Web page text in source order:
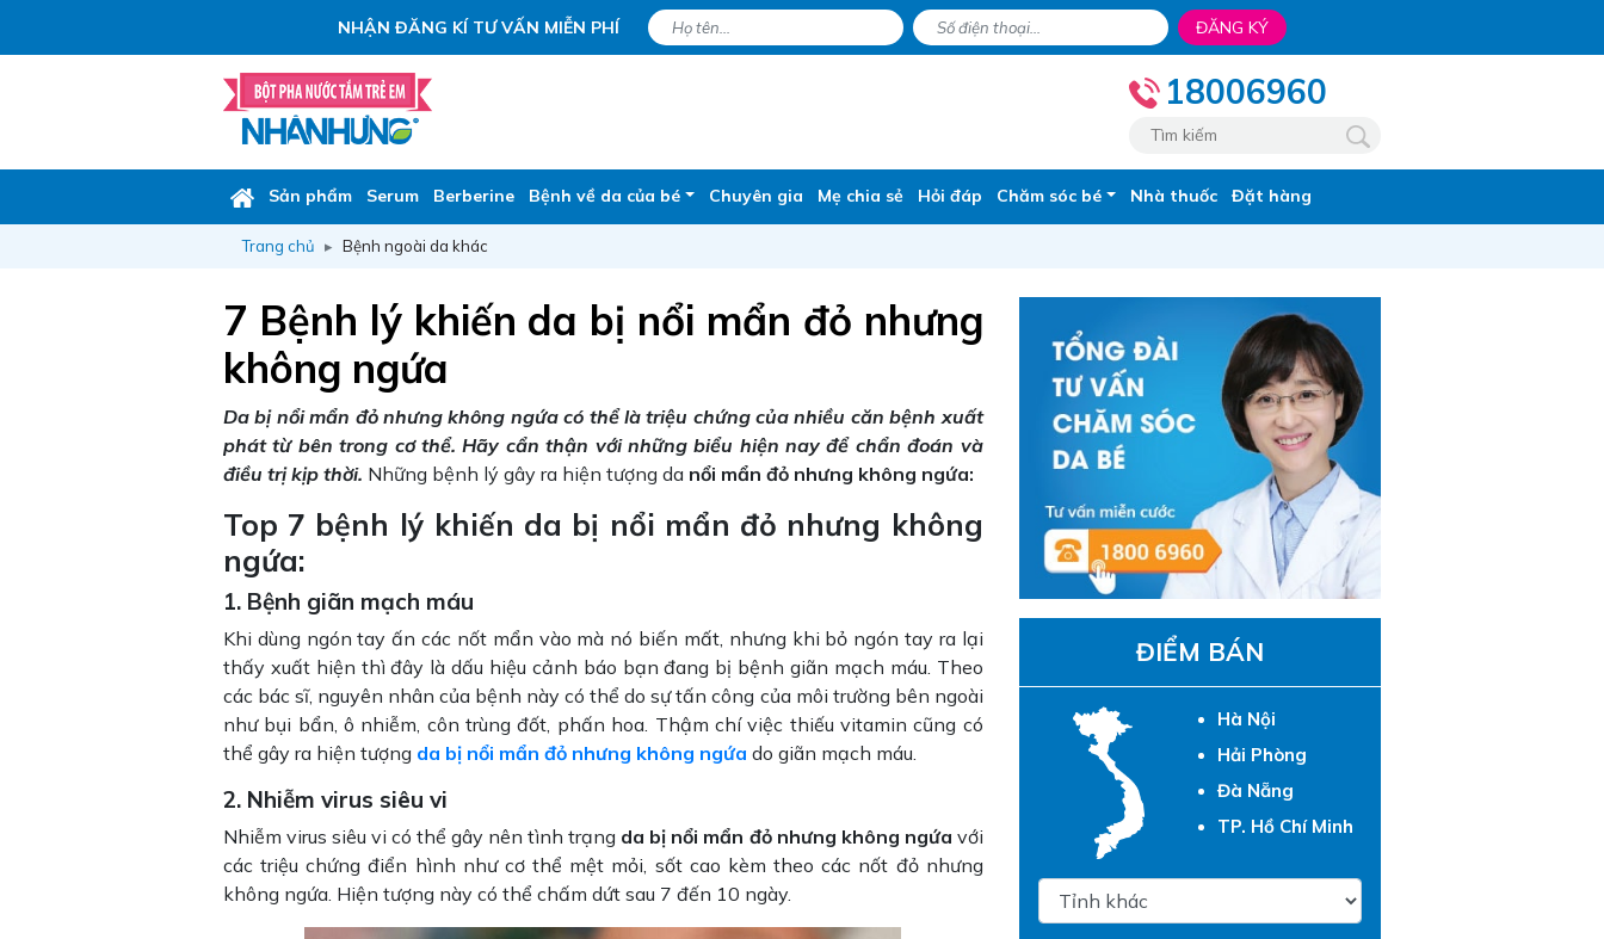
NHẬN ĐĂNG KÍ TƯ VẤN MIỄN PHÍ ĐĂNG KÝ
18006960
Sản phẩm Serum Berberine Bệnh về da của bé Chuyên gia Mẹ chia sẻ Hỏi đáp Chăm sóc bé Nhà thuốc Đặt hàng
Trang chủ Bệnh ngoài da khác
7 Bệnh lý khiến da bị nổi mẩn đỏ nhưng
không ngứa
Da bị nổi mẩn đỏ nhưng không ngứa có thể là triệu chứng của nhiều căn bệnh xuất
phát từ bên trong cơ thể. Hãy cẩn thận với những biểu hiện nay để chẩn đoán và
điều trị kịp thời. Những bệnh lý gây ra hiện tượng da nổi mẩn đỏ nhưng không ngứa:
Top 7 bệnh lý khiến da bị nổi mẩn đỏ nhưng không
ngứa:
1. Bệnh giãn mạch máu
Khi dùng ngón tay ấn các nốt mẩn vào mà nó biến mất, nhưng khi bỏ ngón tay ra lại
thấy xuất hiện thì đây là dấu hiệu cảnh báo bạn đang bị bệnh giãn mạch máu. Theo
các bác sĩ, nguyên nhân của bệnh này có thể do sự tấn công của môi trường bên ngoài
như bụi bẩn, ô nhiễm, côn trùng đốt, phấn hoa. Thậm chí việc thiếu vitamin cũng có
thể gây ra hiện tượng da bị nổi mẩn đỏ nhưng không ngứa do giãn mạch máu.
2. Nhiễm virus siêu vi
Nhiễm virus siêu vi có thể gây nên tình trạng da bị nổi mẩn đỏ nhưng không ngứa với
các triệu chứng điển hình như cơ thể mệt mỏi, sốt cao kèm theo các nốt đỏ nhưng
không ngứa. Hiện tượng này có thể chấm dứt sau 7 đến 10 ngày.
ĐIỂM BÁN
Hà Nội
Hải Phòng
Đà Nẵng
TP. Hồ Chí Minh